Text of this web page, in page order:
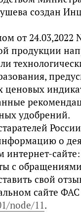
создан
от
продукции
удобрений.
о
сайте:
с
свой
сайте
node/11.